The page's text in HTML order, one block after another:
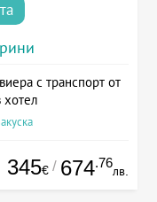
с транспорт от
хотел
345€ / 674.76
лв.